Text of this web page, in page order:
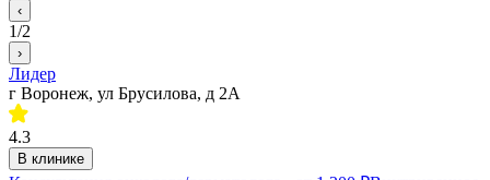
‹
1/2
›
Лидер
г Воронеж, ул Брусилова, д 2А
4.3
В клинике